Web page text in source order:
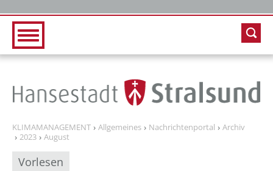
KLIMAMANAGEMENT Allgemeines Nachrichtenportal
Archiv
2023
August
Vorlesen